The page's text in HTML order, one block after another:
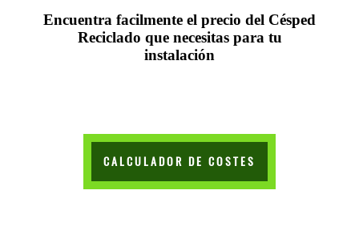
Encuentra facilmente el precio del Césped
Reciclado que necesitas para tu
instalación
CALCULADOR DE COSTES